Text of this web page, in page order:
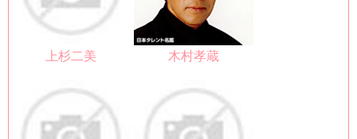
上杉二美 木村孝蔵